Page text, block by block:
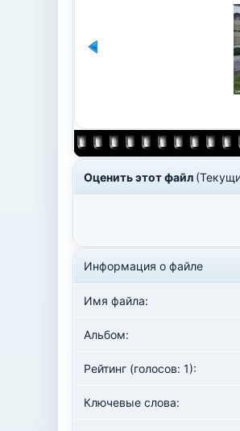
Оценить этот файл
Информация о файле
Имя файла:
Альбом:
Рейтинг (голосов: 1):
Ключевые слова: